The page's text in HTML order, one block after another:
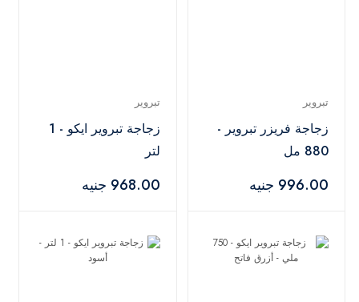
تبروير
زجاجة فريزر تبروير -
880 مل
996.00 جنيه
تبروير
زجاجة تبروير ايكو - 1
لتر
968.00 جنيه